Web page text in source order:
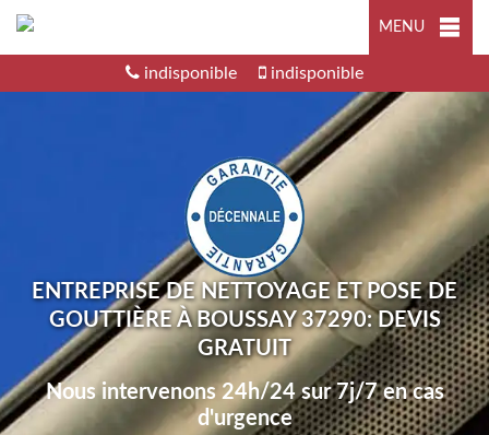
MENU
indisponible indisponible
ENTREPRISE DE NETTOYAGE ET POSE DE
GOUTTIÈRE À BOUSSAY 37290: DEVIS
GRATUIT
Nous intervenons 24h/24 sur 7j/7 en cas
d'urgence